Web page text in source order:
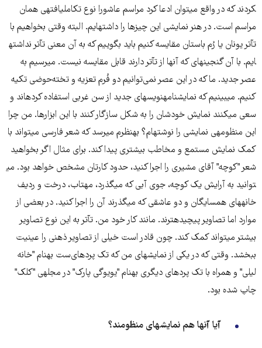
کردند که در واقع می​توان ادعا کرد مراسم عاشورا نوع تکامل​یافته​ی همان
مراسم است. در هنر نمایشی این چیزها را داشته​ایم. البته وقتی بخواهیم با
تآتر یونان یا رُم باستان مقایسه کنیم باید بگوییم که به آن معنی تآتر نداشته​
ایم. با آن گنجینه​ای که آنها از تآتر دارند قابل مقایسه نیست. می​رسیم به
عصر جدید. ما که در این عصر نمی‌توانیم دو فُرم تعزیه و تخته‌حوضی تکیه
کنیم. می​بینیم که نمایشنامه​نویس​های جدید از سن غربی استفاده کرده​اند و
سعی می​کنند نمایش خودشان را به شکل سازگار کنند با این ابزارها. من چرا
این منظومه​ی نمایشی را نوشته​ام؟ به​نظرم می​رسد که شعر فارسی می​تواند با
کمک نمایش مستمع و مخاطب بیشتری پیدا کند. برای مثال اگر بخواهید
شعر "کوچه​" آقای مشیری را اجرا کنید، حدود کارتان مشخص خواهد بود. می​
توانید به آرایش یک کوچه، جوی آبی که می​گذرد، مهتاب، درخت و ردیف
خانه​های همسایگان و دو عاشقی که می​گذرند آن را اجرا کنید. در بعضی از
موارد اما تصاویر پیچیده​ترند. مانند کار خود من. تآتر به این نوع تصاویر
بیشتر می​تواند کمک کند. چون قادر است خیلی از تصاویر ذهنی را عینیت
ببخشد. وقتی که در یکی از نمایش​های من که تک پرده​ای‌ست به​نام "خانه
لیلی" و همراه با تک پرده​ای دیگری به​نام "یویوگی پارک" در مجله​ی "کلک"
چاپ شده بود.
آیا آنها هم نمایش​های منظومند؟